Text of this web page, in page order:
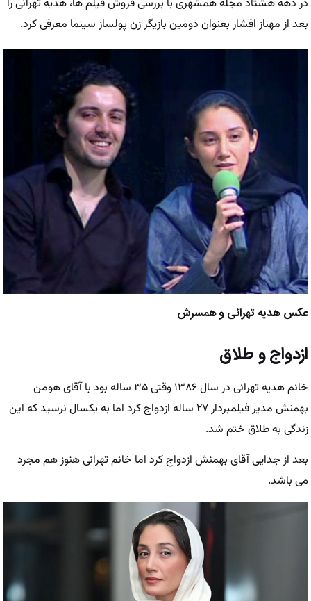
در دهه هشتاد مجله همشهری با بررسی فروش فیلم ها، هدیه تهرانی را
بعد از مهناز افشار بعنوان دومین بازیگر زن پولساز سینما معرفی کرد.
عکس هدیه تهرانی و همسرش
ازدواج و طلاق
خانم هدیه تهرانی در سال ۱۳۸۶ وقتی ۳۵ ساله بود با آقای هومن
بهمنش مدیر فیلمبردار ۲۷ ساله ازدواج کرد اما به یکسال نرسید که این
زندگی به طلاق ختم شد.
بعد از جدایی آقای بهمنش ازدواج کرد اما خانم تهرانی هنوز هم مجرد
می باشد.